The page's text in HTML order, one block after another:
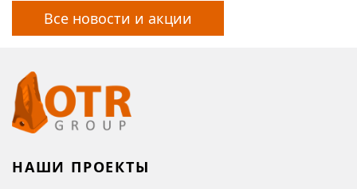
Все новости и акции
НАШИ ПРОЕКТЫ